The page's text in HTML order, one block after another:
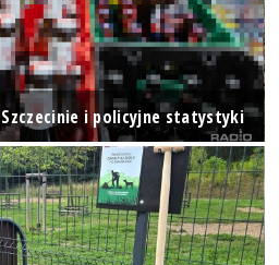
i policyjne statystyki